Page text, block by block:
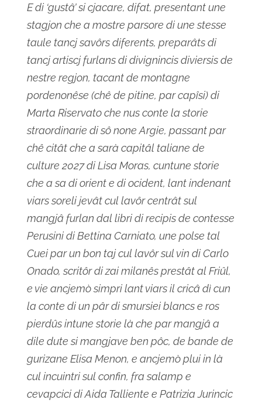
E di ‘gustâ’ si cjacare, difat, presentant une
stagjon che a mostre parsore di une stesse
taule tancj savôrs diferents, preparâts di
tancj artiscj furlans di divignincis diviersis de
nestre regjon, tacant de montagne
pordenonêse (chê de pitine, par capîsi) di
Marta Riservato che nus conte la storie
straordinarie di sô none Argie, passant par
chê citât che a sarà capitâl taliane de
culture 2027 di Lisa Moras, cuntune storie
che a sa di orient e di ocident, lant indenant
viars soreli jevât cul lavôr centrât sul
mangjâ furlan dal libri di recipis de contesse
Perusini di Bettina Carniato, une polse tal
Cuei par un bon taj cul lavôr sul vin di Carlo
Onado, scritôr di zai milanês prestât al Friûl,
e vie ancjemò simpri lant viars il cricâ dì cun
la conte di un pâr di smursiei blancs e ros
pierdûs intune storie là che par mangjâ a
dile dute si mangjave ben pôc, de bande de
gurizane Elisa Menon, e ancjemò plui in là
cul incuintri sul confin, fra salamp e
cevapcici di Aida Talliente e Patrizia Jurincic